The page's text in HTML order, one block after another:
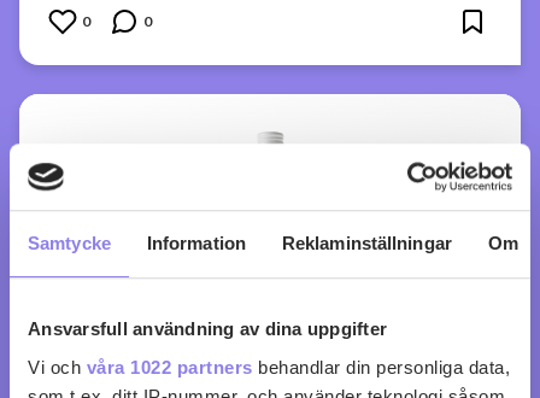
Samtycke Information Reklaminställningar Om
Ansvarsfull användning av dina uppgifter
Vi och våra 1022 partners behandlar din personliga data,
0 0